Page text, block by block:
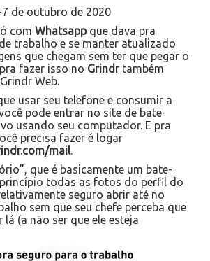
7 de outubro de 2020
com Whatsappque dava pra
trabalho e se manter atualizado
que chegam sem ter que pegar o
fazer isso no Grindrtambém
Web.
usar seu telefone e consumir a
pode entrar no site de bate-
usando seu computador. E pra
precisa fazer é logar
mail.
que é basicamente um bate-
todas as fotos do perfil do
seguro abrir até no
sem que seu chefe perceba que
(a não ser que ele esteja